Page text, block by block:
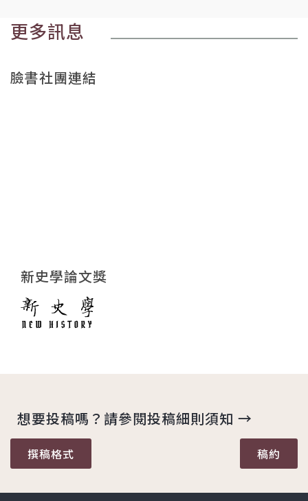
更多訊息
臉書社團連結
新史學論文獎
想要投稿嗎？請參閱投稿細則須知 →
撰稿格式 稿約